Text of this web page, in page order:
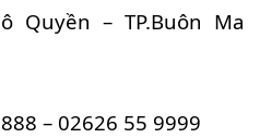
Quyền – TP.Buôn Ma
– 02626 55 9999